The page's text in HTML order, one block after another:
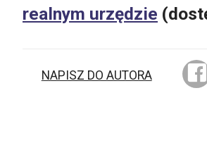
realnym urzędzie
NAPISZ DO AUTORA